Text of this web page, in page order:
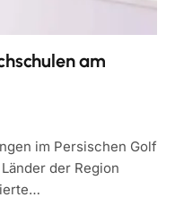
am
im Persischen Golf
der Region